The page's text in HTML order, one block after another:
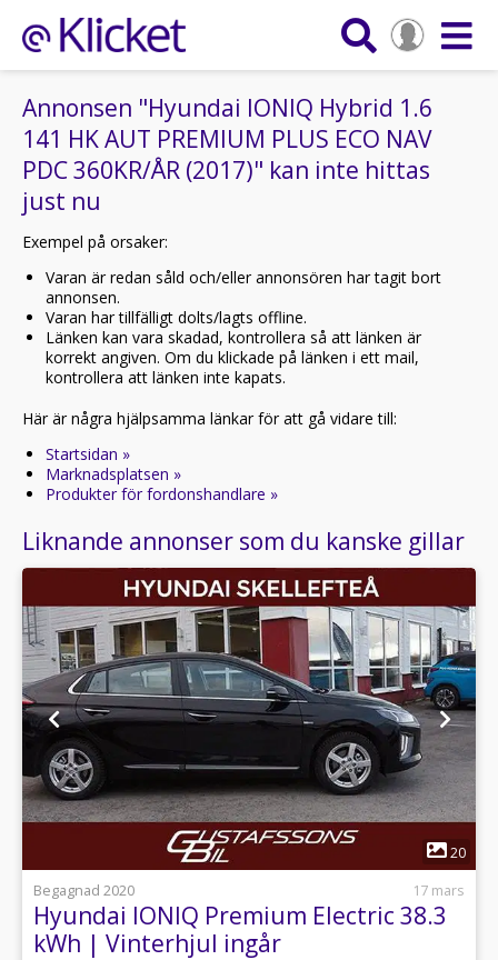
Annonsen "Hyundai IONIQ Hybrid 1.6
141 HK AUT PREMIUM PLUS ECO NAV
PDC 360KR/ÅR (2017)" kan inte hittas
just nu
Exempel på orsaker:
Varan är redan såld och/eller annonsören har tagit bort
annonsen.
Varan har tillfälligt dolts/lagts offline.
Länken kan vara skadad, kontrollera så att länken är
korrekt angiven. Om du klickade på länken i ett mail,
kontrollera att länken inte kapats.
Här är några hjälpsamma länkar för att gå vidare till:
Startsidan »
Marknadsplatsen »
Produkter för fordonshandlare »
Liknande annonser som du kanske gillar
1
20
Begagnad 2020
17 mars
Hyundai IONIQ Premium Electric 38.3
kWh | Vinterhjul ingår